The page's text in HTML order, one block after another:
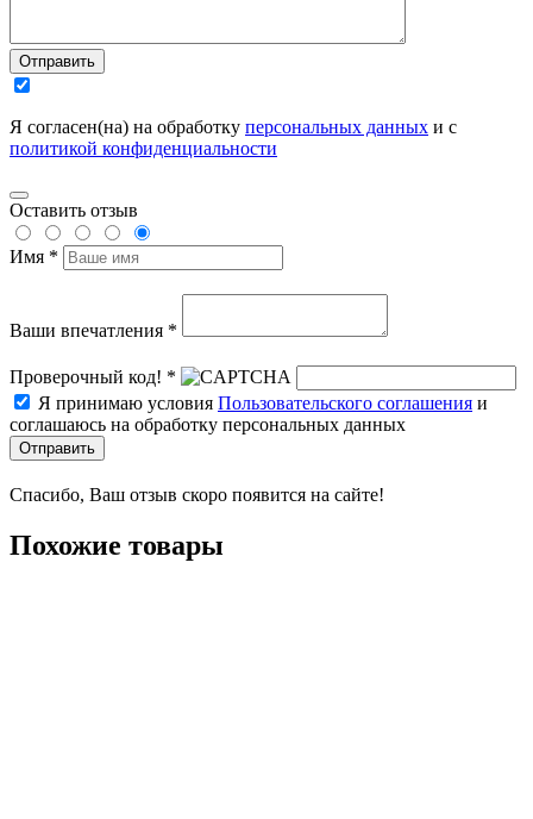
Отправить
Я согласен(на) на обработку персональных данных и с
политикой конфиденциальности
Оставить отзыв
Имя *
Ваши впечатления *
Проверочный код! *
Я принимаю условия Пользовательского соглашения и
соглашаюсь на обработку персональных данных
Отправить
Спасибо, Ваш отзыв скоро появится на сайте!
Похожие товары